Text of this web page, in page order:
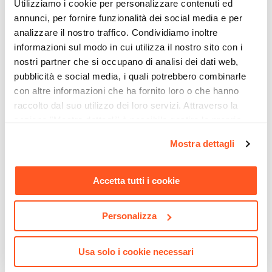
Utilizziamo i cookie per personalizzare contenuti ed
annunci, per fornire funzionalità dei social media e per
analizzare il nostro traffico. Condividiamo inoltre
informazioni sul modo in cui utilizza il nostro sito con i
nostri partner che si occupano di analisi dei dati web,
pubblicità e social media, i quali potrebbero combinarle
con altre informazioni che ha fornito loro o che hanno
raccolto dal suo utilizzo dei loro servizi. Attraverso la
momento. Per maggiori informazioni si invita a leggere la
Mostra dettagli
Accetta tutti i cookie
Personalizza
Usa solo i cookie necessari
Finitura WC
Lucida
Brida
Con brida
Altezza WC
42 cm
Larghezza WC
Distanza Muro-Centro Scarico
Caratteristiche CopriWC
Tipologia Copri WC
Classico
Materiale Copri WC
Poliestere
risparmio idrico
€ 102,00
Skate AIR per cassette di
comando
€ 112,00